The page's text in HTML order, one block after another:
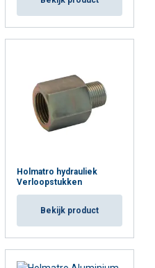
Holmatro hydrauliek
Verloopstukken
Bekijk product